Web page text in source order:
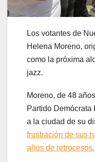
Los votantes de
Helena Moreno,
como la próxima
jazz.
Moreno, de 48
Partido Demócrata
a la ciudad de su
frustración de sus
años de retrocesos.